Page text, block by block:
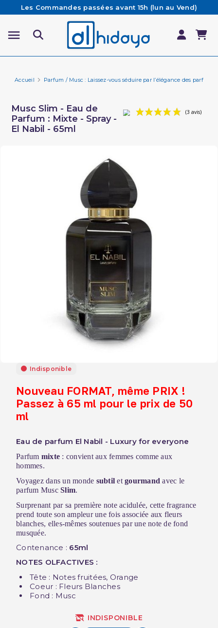
Les Commandes passées avant 15h (lun au Vend)
sont préparées et expédiées le jour même
Besoin d'aide ? Retrouvez notre FAQ
Livraison offerte à partir de 65€ d'achat*
Accueil Parfum / Musc : Laissez-vous séduire par l’élégance des parfums
Musc Slim - Eau de
Parfum : Mixte - Spray -
El Nabil - 65ml
Indisponible
Nouveau FORMAT, même PRIX !
Passez à 65 ml pour le prix de 50
ml
Eau de parfum El Nabil - Luxury for everyone
Parfum mixte : convient aux femmes comme aux
hommes.
Voyagez dans un monde subtilet gourmandavec le
parfum Musc Slim.
Surprenant par sa première note acidulée, cette fragrance
prend toute son ampleur une fois associée aux fleurs
blanches, elles-mêmes soutenues par une note de fond
musquée.
Contenance : 65ml
NOTES OLFACTIVES :
Tête : Notes fruitées, Orange
Coeur : Fleurs Blanches
Fond : Musc
INDISPONIBLE